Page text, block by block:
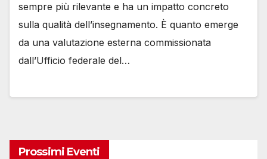
sempre più rilevante e ha un impatto concreto
sulla qualità dell’insegnamento. È quanto emerge
da una valutazione esterna commissionata
dall’Ufficio federale del…
Prossimi Eventi